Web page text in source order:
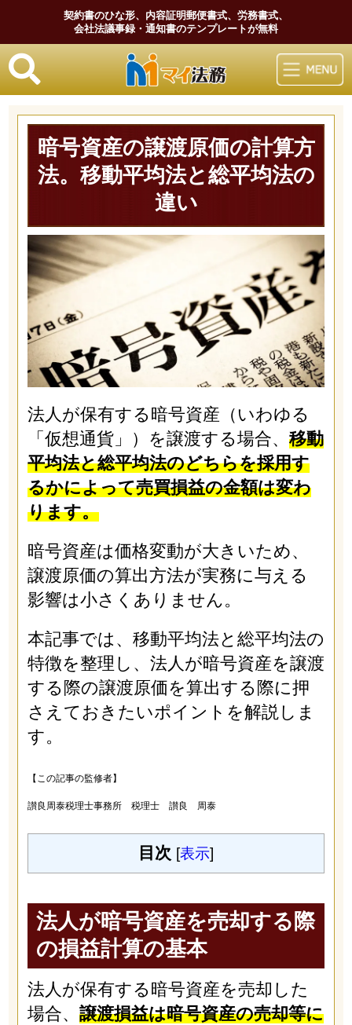
契約書のひな形、内容証明郵便書式、労務書式、
会社法議事録・通知書のテンプレートが無料
マイ法務
暗号資産の譲渡原価の計算方
法。移動平均法と総平均法の
違い
法人が保有する暗号資産（いわゆる
「仮想通貨」）を譲渡する場合、 移動
平均法と総平均法のどちらを採用す
るかによって売買損益の金額は変わ
ります。
暗号資産は価格変動が大きいため、
譲渡原価の算出方法が実務に与える
影響は小さくありません。
本記事では、移動平均法と総平均法の
特徴を整理し、法人が暗号資産を譲渡
する際の譲渡原価を算出する際に押
さえておきたいポイントを解説しま
す。
【この記事の監修者】
讃良周泰税理士事務所 税理士 讃良 周泰
目次 [表示]
法人が暗号資産を売却する際
の損益計算の基本
法人が保有する暗号資産を売却した
場合、 譲渡損益は暗号資産の売却等に